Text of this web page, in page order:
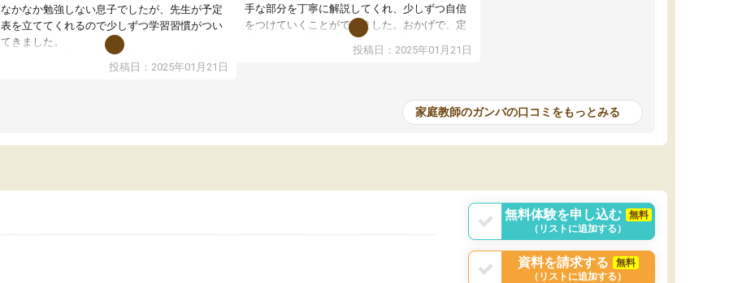
なかなか勉強しない息子でしたが、先生が予定
表を立ててくれるので少しずつ学習習慣がつい
てきました。
オンラインで週に一度の受講ですが、指導が無
い日も予定表に基づいて勉強したり、LINEでわ
投稿日：2025年01月21日
手な部分を丁寧に解説してくれ、少しずつ自信
をつけていくことができました。おかげで、定
期テストの成績が10点以上アップし、本人もと
投稿日：2025年01月21日
家庭教師のガンバの口コミをもっとみる
無料体験を申し込む
無料
（リストに追加する）
資料を請求する
無料
（リストに追加する）